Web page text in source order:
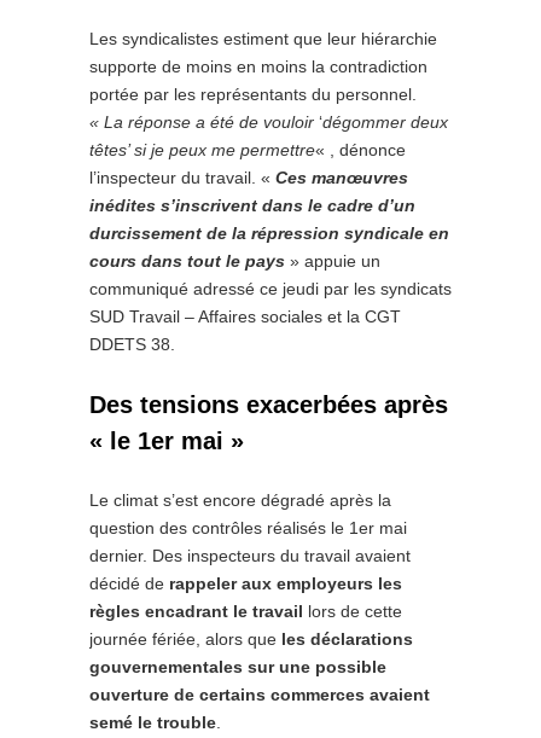
Les syndicalistes estiment que leur hiérarchie
supporte de moins en moins la contradiction
portée par les représentants du personnel.
« La réponse a été de vouloir ‘dégommer deux
têtes’ si je peux me permettre« , dénonce
l’inspecteur du travail. « Ces manœuvres
inédites s’inscrivent dans le cadre d’un
durcissement de la répression syndicale en
cours dans tout le pays » appuie un
communiqué adressé ce jeudi par les syndicats
SUD Travail – Affaires sociales et la CGT
DDETS 38.
Des tensions exacerbées après
« le 1er mai »
Le climat s’est encore dégradé après la
question des contrôles réalisés le 1er mai
dernier. Des inspecteurs du travail avaient
décidé de rappeler aux employeurs les
règles encadrant le travail lors de cette
journée fériée, alors que les déclarations
gouvernementales sur une possible
ouverture de certains commerces avaient
semé le trouble